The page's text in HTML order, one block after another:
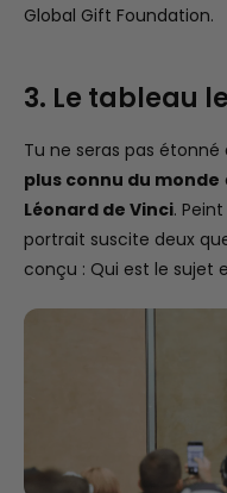
Global Gift Foundation.
3. Le tableau
Tu ne seras pas
plus connu du monde
Léonard de Vinci.
portrait suscite deux
conçu : Qui est le sujet